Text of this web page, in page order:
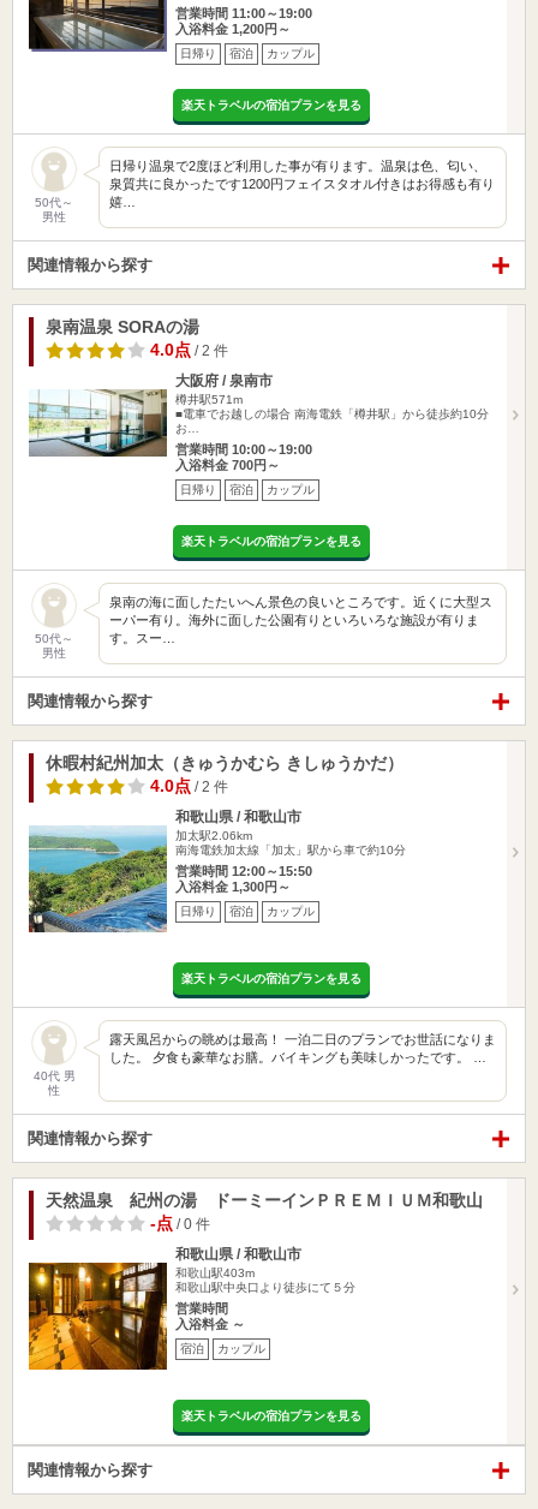
営業時間 11:00～19:00
入浴料金 1,200円～
日帰り 宿泊 カップル
楽天トラベルの宿泊プランを見る
50代～
男性
日帰り温泉で2度ほど利用した事が有ります。温泉は色、匂い、
泉質共に良かったです1200円フェイスタオル付きはお得感も有り
嬉…
関連情報から探す
泉南温泉 SORAの湯
4.0点 / 2 件
大阪府 / 泉南市
樽井駅571m
■電車でお越しの場合 南海電鉄「樽井駅」から徒歩約10分
お…
営業時間 10:00～19:00
入浴料金 700円～
日帰り 宿泊 カップル
楽天トラベルの宿泊プランを見る
50代～
男性
泉南の海に面したたいへん景色の良いところです。近くに大型ス
ーパー有り。海外に面した公園有りといろいろな施設が有りま
す。スー…
関連情報から探す
休暇村紀州加太（きゅうかむら きしゅうかだ）
4.0点 / 2 件
和歌山県 / 和歌山市
加太駅2.06km
南海電鉄加太線「加太」駅から車で約10分
営業時間 12:00～15:50
入浴料金 1,300円～
日帰り 宿泊 カップル
楽天トラベルの宿泊プランを見る
40代 男
性
露天風呂からの眺めは最高！ 一泊二日のプランでお世話になりま
した。 夕食も豪華なお膳。バイキングも美味しかったです。 …
関連情報から探す
天然温泉 紀州の湯 ドーミーインＰＲＥＭＩＵＭ和歌山
-点 / 0 件
和歌山県 / 和歌山市
和歌山駅403m
和歌山駅中央口より徒歩にて５分
営業時間
入浴料金 ～
宿泊 カップル
楽天トラベルの宿泊プランを見る
関連情報から探す